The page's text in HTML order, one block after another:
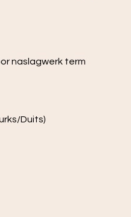
naslagwerk term
Duits)